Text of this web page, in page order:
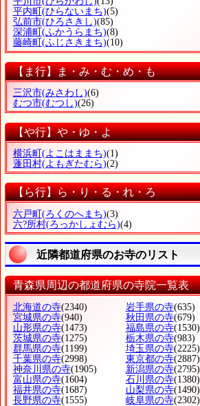
平内町 (ひらないまち)(5)
弘前市(ひろさきし)(85)
深浦町 (ふかうらまち)(8)
藤崎町 (ふじさきまち)(10)
【ま行】ま・み・む・め・も
三沢市(みさわし)(6)
むつ市(むつし)(26)
【や行】や・ゆ・よ
横浜町 (よこはままち)(1)
蓬田村(よもぎたむら)(2)
【ら行】ら・り・る・れ・ろ
六戸町(ろくのへまち)(3)
六?所村(ろっかしょむら)(4)
近隣都道府県のお寺のリスト
青森県周辺の都道府県の寺院一覧表
北海道の寺(2340) 岩手県の寺(635)
宮城県の寺(940) 秋田県の寺(679)
山形県の寺(1473) 福島県の寺(1530)
茨城県の寺(1275) 栃木県の寺(983)
群馬県の寺(1199) 埼玉県の寺(2225)
千葉県の寺(2998) 東京都の寺(2887)
神奈川県の寺(1905) 新潟県の寺(2795)
富山県の寺(1604) 石川県の寺(1380)
福井県の寺(1687) 山梨県の寺(1490)
長野県の寺(1555) 岐阜県の寺(2302)